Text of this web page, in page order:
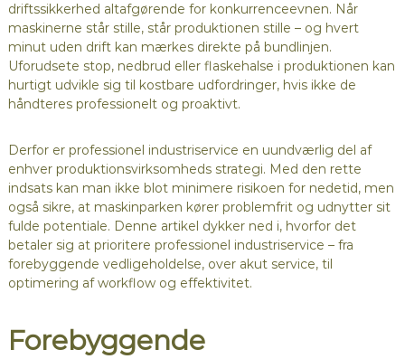
driftssikkerhed altafgørende for konkurrenceevnen. Når
maskinerne står stille, står produktionen stille – og hvert
minut uden drift kan mærkes direkte på bundlinjen.
Uforudsete stop, nedbrud eller flaskehalse i produktionen kan
hurtigt udvikle sig til kostbare udfordringer, hvis ikke de
håndteres professionelt og proaktivt.
Derfor er professionel industriservice en uundværlig del af
enhver produktionsvirksomheds strategi. Med den rette
indsats kan man ikke blot minimere risikoen for nedetid, men
også sikre, at maskinparken kører problemfrit og udnytter sit
fulde potentiale. Denne artikel dykker ned i, hvorfor det
betaler sig at prioritere professionel industriservice – fra
forebyggende vedligeholdelse, over akut service, til
optimering af workflow og effektivitet.
Forebyggende